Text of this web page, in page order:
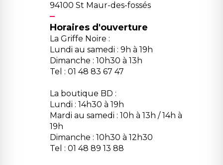
94100 St Maur-des-fossés
Horaires d'ouverture
La Griffe Noire :
Lundi au samedi : 9h à 19h
Dimanche : 10h30 à 13h
Tel : 01 48 83 67 47
La boutique BD :
Lundi : 14h30 à 19h
Mardi au samedi : 10h à 13h / 14h à
19h
Dimanche : 10h30 à 12h30
Tel : 01 48 89 13 88